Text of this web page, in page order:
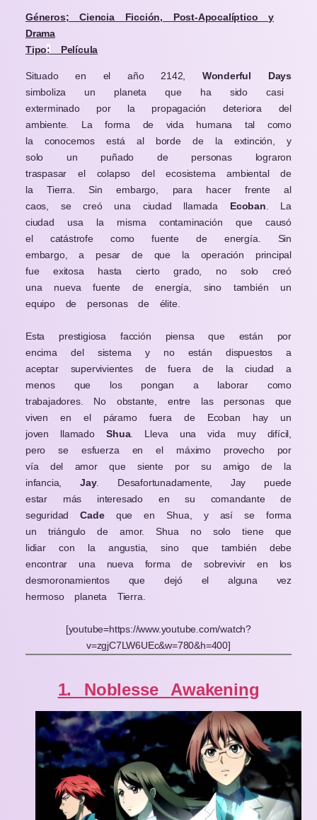
Géneros; Ciencia Ficción, Post-Apocalíptico y
Drama
Tipo: Película
Situado en el año2142, Wonderful Days
simboliza un planeta que ha sido casi
exterminado por la propagación deteriora del
ambiente. La forma de vida humana tal como
la conocemos está al borde de la extinción , y
solo un puñado de personaslograron
traspasar el colapso del ecosistema ambiental de
la Tierra. Sin embargo, para hacer frente al
caos, se creó una ciudad llamada Ecoban . La
ciudad usa la misma contaminación que causó
el catástrofecomo fuente de energía. Sin
embargo, a pesar de que la operación principal
fue exitosa hasta ciertogrado, no solo creó
una nueva fuente de energía, sino también un
equipo de personas de élite.
Esta prestigiosa facción piensa que están por
encima del sistema y no están dispuestos a
aceptar supervivientes de fuera de la ciudad a
menos que los pongan a laborar como
trabajadores. No obstante, entre las personas que
viven en el páramo fuera de Ecoban hay un
joven llamadoShua. Lleva una vida muy difícil,
pero se esfuerza en el máximoprovecho por
vía del amor que siente por su amigo de la
infancia, Jay. Desafortunadamente, Jay puede
estar más interesado en su comandante de
seguridadCadeque en Shua, y así se forma
un triángulo de amor. Shua no solo tiene que
lidiar con la angustia, sino que también debe
encontrar una nueva forma de sobrevivir en los
desmoronamientos que dejó el alguna vez
hermoso planeta Tierra.
[youtube=https://www.youtube.com/watch?
v=zgjC7LW6UEc&w=780&h=400]
1. Noblesse Awakening